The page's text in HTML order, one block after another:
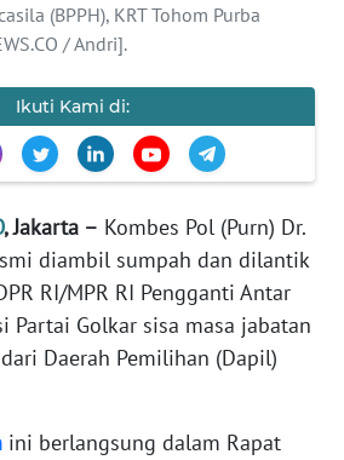
(BPPH), KRT Tohom Purba
/ Andri].
Ikuti Kami di:
, Jakarta – Kombes Pol (Purn) Dr.
diambil sumpah dan dilantik
RI/MPR RI Pengganti Antar
Partai Golkar sisa masa jabatan
Daerah Pemilihan (Dapil)
ini berlangsung dalam Rapat